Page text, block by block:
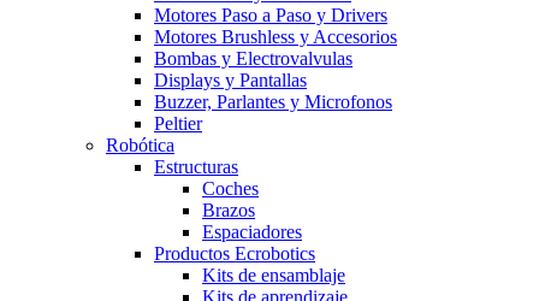
Motores Paso a Paso y Drivers
Motores Brushless y Accesorios
Bombas y Electrovalvulas
Displays y Pantallas
Buzzer, Parlantes y Microfonos
Peltier
Robótica
Estructuras
Coches
Brazos
Espaciadores
Productos Ecrobotics
Kits de ensamblaje
Kits de aprendizaje